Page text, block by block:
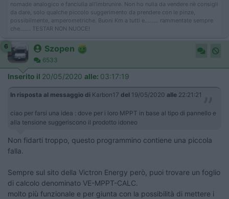
nomade analogico e fanciulla all'imbrunire. Non ho nulla da vendere nè consigli
da dare, solo qualche piccolo suggerimento da prendere con le pinze,
possibilmente, amperometriche. Buoni Km a tutti e......... rammentate sempre
che....... TESTAR NON NUOCE!
6 Szopen
6533
Inserito il 20/05/2020 alle: 03:17:19
In risposta al messaggio di Karbon17 del 19/05/2020 alle 22:21:21
ciao per farsi una idea : dove per i loro MPPT in base al tipo di pannello e
alla tensione suggeriscono il prodotto idoneo
Non fidarti troppo, questo programmino contiene una piccola
falla.
Sempre sul sito della Victron Energy però, puoi trovare un foglio
di calcolo denominato VE-MPPT-CALC.
molto più funzionale e per giunta con la possibilità di mettere i